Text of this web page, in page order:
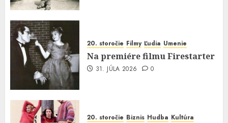
20. storočie Filmy Ľudia Umenie
Na premiére filmu Firestarter
31. JÚLA 2026 0
20. storočie Biznis Hudba Kultúra